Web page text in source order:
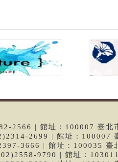
2566 | 館址：100007 臺北
2699 | 館址：100007
3666 | 館址：100035 臺
9790 | 館址：